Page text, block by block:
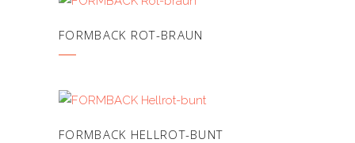
FORMBACK ROT-BRAUN
FORMBACK HELLROT-BUNT